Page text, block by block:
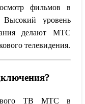
фильмов в
уровень
делают МТС
телевидения.
ТВ МТС в